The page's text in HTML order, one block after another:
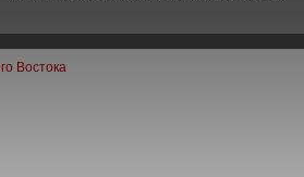
Востока